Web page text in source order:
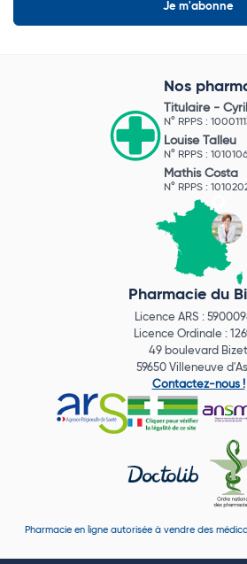
Nos
Titulaire -
N° RPPS :
Louise Talleu
N° RPPS :
Mathis Costa
N° RPPS :
Pharmacie du
Licence ARS :
Licence Ordinale :
49 boulevard Bizet
59650 Villeneuve
Contactez-nous !
Pharmacie en ligne autorisée à vendre des